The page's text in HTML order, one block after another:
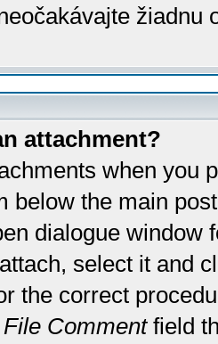
žiadnu
attachment?
when you
below the main
dialogue window
select it and
the correct
File Commentfield